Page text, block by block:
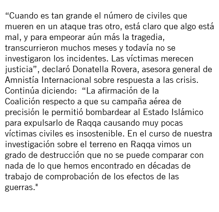
“Cuando es tan grande el número de civiles que
mueren en un ataque tras otro, está claro que algo está
mal, y para empeorar aún más la tragedia,
transcurrieron muchos meses y todavía no se
investigaron los incidentes. Las víctimas merecen
justicia”, declaró Donatella Rovera, asesora general de
Amnistía Internacional sobre respuesta a las crisis.
Continúa diciendo: “La afirmación de la
Coalición respecto a que su campaña aérea de
precisión le permitió bombardear al Estado Islámico
para expulsarlo de Raqqa causando muy pocas
víctimas civiles es insostenible. En el curso de nuestra
investigación sobre el terreno en Raqqa vimos un
grado de destrucción que no se puede comparar con
nada de lo que hemos encontrado en décadas de
trabajo de comprobación de los efectos de las
guerras."